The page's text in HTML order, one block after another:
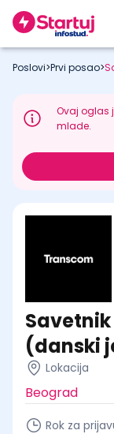
Poslovi>Prvi posao>
Ovaj oglas
mlade.
(danski
Lokacija
Beograd
Rok za